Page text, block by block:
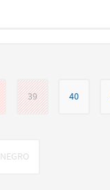
39 40
NEGRO